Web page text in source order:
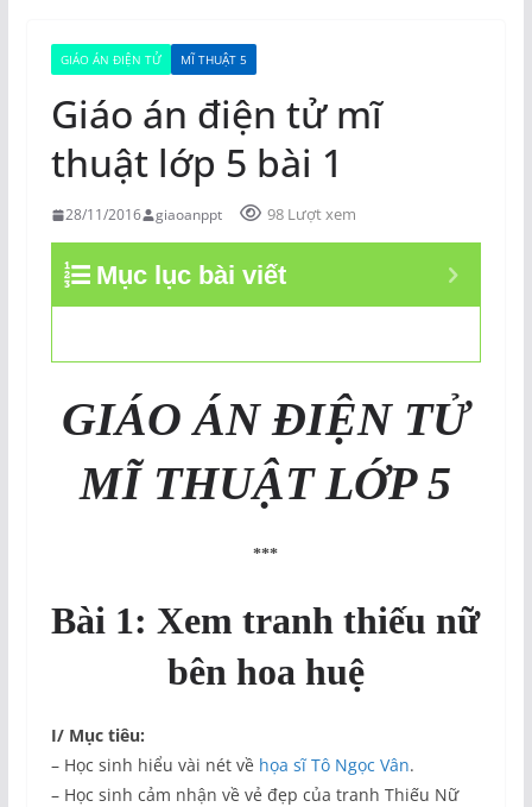
GIÁO ÁN ĐIỆN TỬ MĨ THUẬT 5
Giáo án điện tử mĩ
thuật lớp 5 bài 1
28/11/2016 giaoanppt 98 Lượt xem
Mục lục bài viết
GIÁO ÁN ĐIỆN TỬ
MĨ THUẬT LỚP 5
***
Bài 1: Xem tranh thiếu nữ
bên hoa huệ
I/ Mục tiêu:
– Học sinh hiểu vài nét về họa sĩ Tô Ngọc Vân.
– Học sinh cảm nhận về vẻ đẹp của tranh Thiếu Nữ